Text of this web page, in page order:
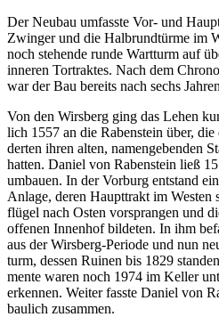
Der Neubau umfasste Vor- und
Zwinger und die Halb­rund­türme im
noch stehende runde Wart­turm auf
inneren Tortraktes. Nach dem
war der Bau bereits nach sechs
Von den Wirs­berg ging das Lehen
lich 1557 an die Raben­stein über,
derten ihren alten, namen­ge­benden
hatten. Daniel von Raben­stein ließ
umbauen. In der Vorburg entstand
Anlage, deren Haupt­trakt im
flügel nach Osten vorsprangen und
offenen Innenhof bildeten. In ihm
aus der Wirs­berg-Periode und nun
turm, dessen Ruinen bis 1829
mente waren noch 1974 im Keller
erkennen. Weiter fasste Daniel von
baulich zusammen.